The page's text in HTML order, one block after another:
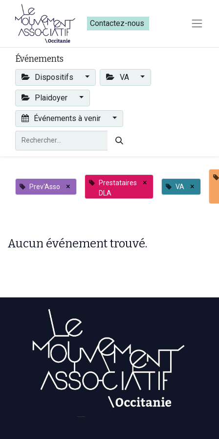
Contactez-nous​​
Événements
Dispositifs VA
Plaidoyer
Événements à venir
Prev'Asso ×
Prestataires
DLA
× VA ×
Aucun événement trouvé.